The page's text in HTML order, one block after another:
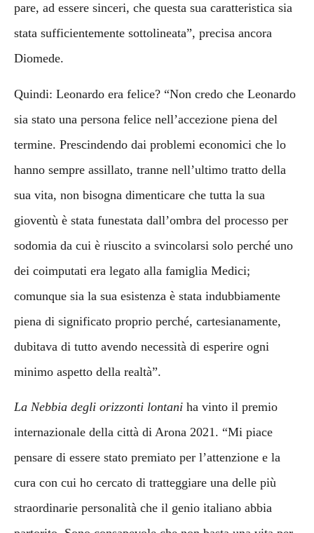
pare, ad essere sinceri, che questa sua caratteristica sia
stata sufficientemente sottolineata”, precisa ancora
Diomede.
Quindi: Leonardo era felice? “Non credo che Leonardo
sia stato una persona felice nell’accezione piena del
termine. Prescindendo dai problemi economici che lo
hanno sempre assillato, tranne nell’ultimo tratto della
sua vita, non bisogna dimenticare che tutta la sua
gioventù è stata funestata dall’ombra del processo per
sodomia da cui è riuscito a svincolarsi solo perché uno
dei coimputati era legato alla famiglia Medici;
comunque sia la sua esistenza è stata indubbiamente
piena di significato proprio perché, cartesianamente,
dubitava di tutto avendo necessità di esperire ogni
minimo aspetto della realtà”.
La Nebbia degli orizzonti lontani ha vinto il premio
internazionale della città di Arona 2021. “Mi piace
pensare di essere stato premiato per l’attenzione e la
cura con cui ho cercato di tratteggiare una delle più
straordinarie personalità che il genio italiano abbia